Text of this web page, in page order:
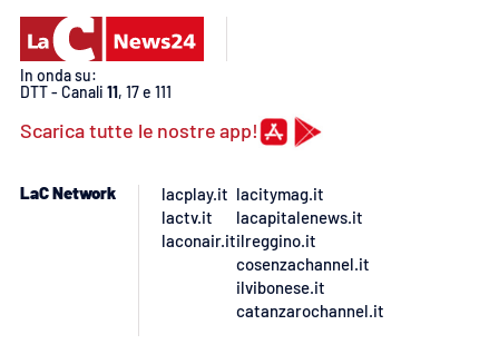
CALABRIAVISIONE
Destinazioni
In onda su:
DTT - Canali 11, 17 e 111
Scarica tutte le nostre app!
LaC Network
lacplay.it
lactv.it
laconair.it
lacitymag.it
lacapitalenews.it
ilreggino.it
cosenzachannel.it
ilvibonese.it
catanzarochannel.it